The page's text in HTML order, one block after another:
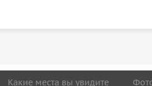
Какие места вы увидите